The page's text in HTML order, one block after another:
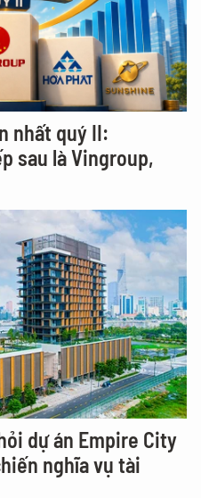
nhất quý II:
sau là Vingroup,
dự án Empire City
nghĩa vụ tài